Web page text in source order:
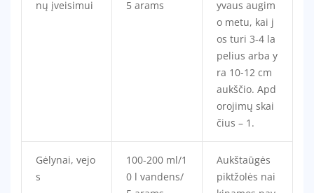
nų įveisimui 5 arams
yvaus augim
o metu, kai j
os turi 3-4 la
pelius arba y
ra 10-12 cm
aukščio. Apd
orojimų skai
čius – 1.
Gėlynai, vejo
s
100-200 ml/1
0 l vandens/
Aukštaūgės
piktžolės nai